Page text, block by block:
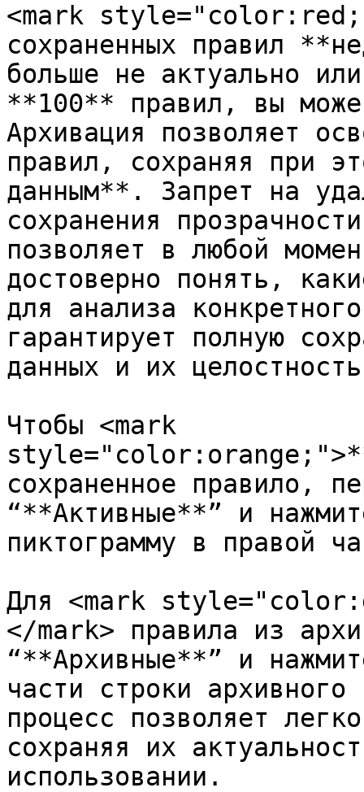
<mark
сохраненных правил
больше не актуально
**100** правил, вы
Архивация позволяет
правил, сохраняя при
данным**. Запрет на
сохранения
позволяет в любой
достоверно понять,
для анализа
гарантирует полную
данных и их
Чтобы <mark
сохраненное правило,
“**Активные**” и
пиктограмму в правой
Для <mark
</mark> правила из
“**Архивные**” и
части строки
процесс позволяет
сохраняя их
использовании.